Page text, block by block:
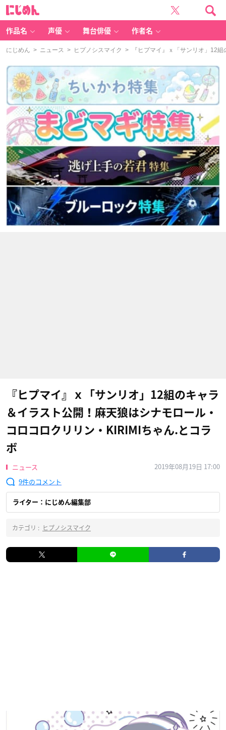
作品名 声優 舞台俳優 作者名
にじめん > ニュース > ヒプノシスマイク > 『ヒプマイ』ｘ「サンリオ」12組
『ヒプマイ』ｘ「サンリオ」12組のキャラ
＆イラスト公開！麻天狼はシナモロール・
コロコロクリリン・KIRIMIちゃん.とコラ
ボ
ニュース
2019年08月19日 17:00
9
ライター：にじめん編集部
カテゴリ : ヒプノシスマイク